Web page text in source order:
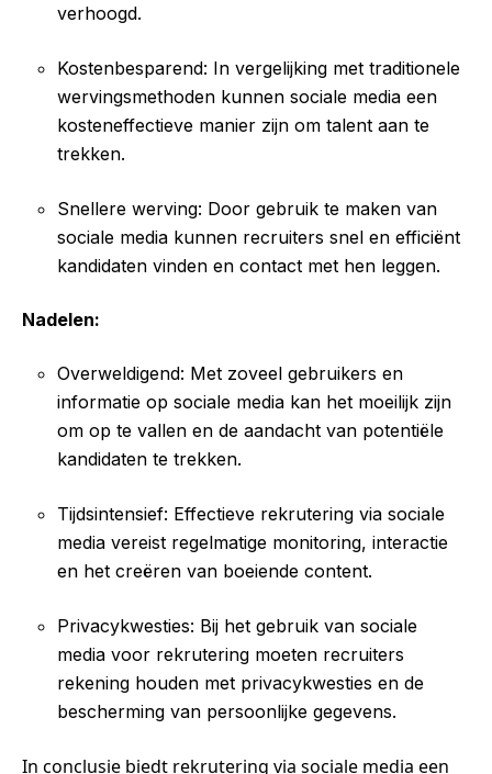
verhoogd.
Kostenbesparend: In vergelijking met traditionele
wervingsmethoden kunnen sociale media een
kosteneffectieve manier zijn om talent aan te
trekken.
Snellere werving: Door gebruik te maken van
sociale media kunnen recruiters snel en efficiënt
kandidaten vinden en contact met hen leggen.
Nadelen:
Overweldigend: Met zoveel gebruikers en
informatie op sociale media kan het moeilijk zijn
om op te vallen en de aandacht van potentiële
kandidaten te trekken.
Tijdsintensief: Effectieve rekrutering via sociale
media vereist regelmatige monitoring, interactie
en het creëren van boeiende content.
Privacykwesties: Bij het gebruik van sociale
media voor rekrutering moeten recruiters
rekening houden met privacykwesties en de
bescherming van persoonlijke gegevens.
In conclusie biedt rekrutering via sociale media een